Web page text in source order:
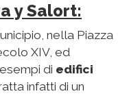
y Salort:
nella Piazza
XIV, ed
di edifici
infatti di un